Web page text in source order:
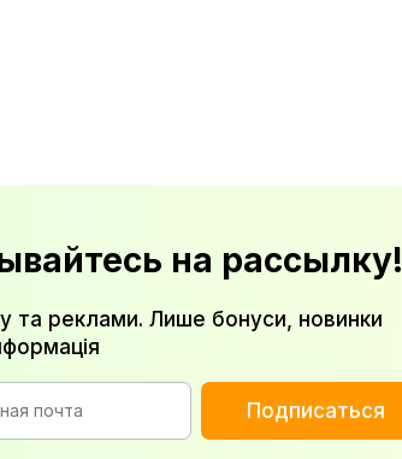
на рассылку!
та реклами. Лише бонуси, новинки
Подписаться